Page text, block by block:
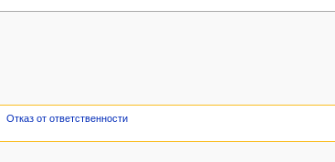
Отказ от ответственности